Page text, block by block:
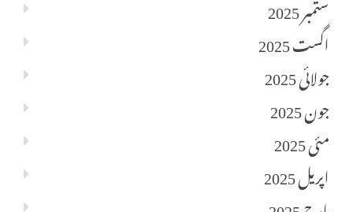
ستمبر 2025
اگست 2025
جولائی 2025
جون 2025
مئی 2025
اپریل 2025